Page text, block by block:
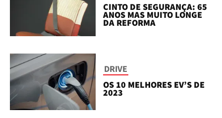
CINTO DE SEGURANÇA: 65
ANOS MAS MUITO LONGE
DA REFORMA
DRIVE
OS 10 MELHORES EV’S DE
2023